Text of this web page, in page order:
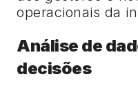
operacionais da
Análise de
decisões